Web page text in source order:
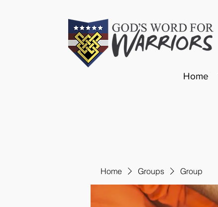
Home
Home Groups Group